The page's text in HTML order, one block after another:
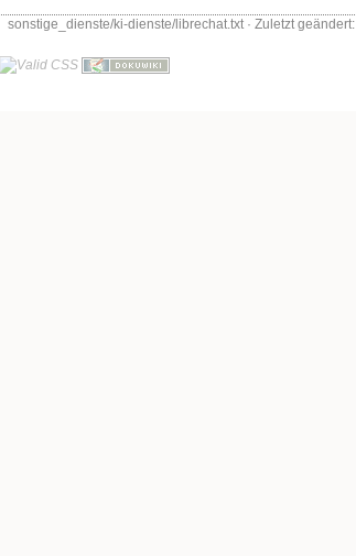
sonstige_dienste/ki-dienste/librechat.txt· Zuletzt geändert: